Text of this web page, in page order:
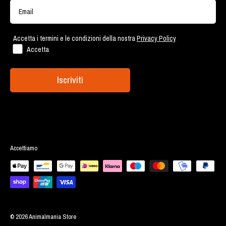
Account Cliente
Lavora con noi
Accetta i termini e le condizioni della nostraPrivacy Policy
Accetta
Iscriviti
Accettiamo
© 2026 Animalmania Store